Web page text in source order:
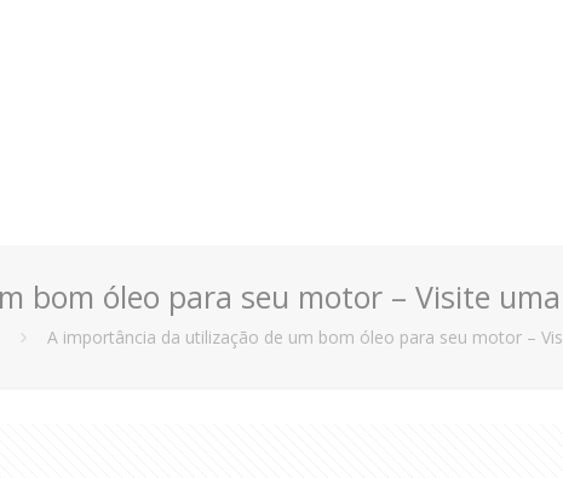
bom óleo para seu motor – Visite
A importância da utilização de um bom óleo para seu motor –